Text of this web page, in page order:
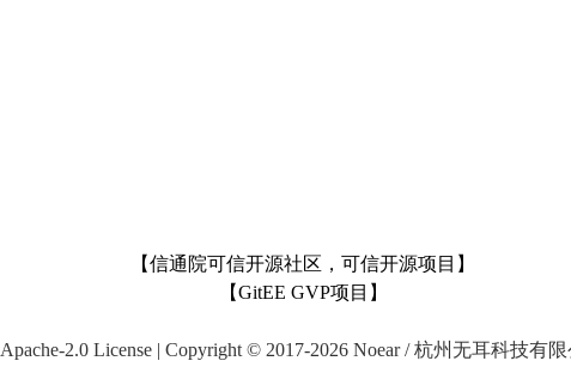
【信通院可信开源社区，可信开源项目】
【GitEE GVP项目】
Apache-2.0 License | Copyright © 2017-2026 Noear / 杭州无耳科技有